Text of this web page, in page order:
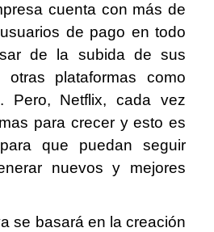
cuenta con más de
de pago en todo
de la subida de sus
plataformas como
Pero, Netflix, cada vez
para crecer y esto es
que puedan seguir
nuevos y mejores
se basará en la creación